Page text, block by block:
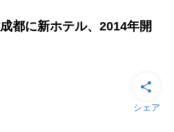
都に新ホテル、2014年開
シェア